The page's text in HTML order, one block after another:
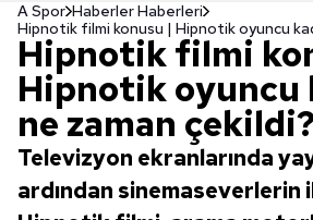
A Spor Haberler Haberleri
Hipnotik filmi
Hipnotik oyuncu
ne zaman çekildi?
Televizyon ekranlarında
ardından sinemaseverlerin